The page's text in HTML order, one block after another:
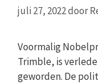
juli 27, 2022door
Voormalig
Trimble, is
geworden. De